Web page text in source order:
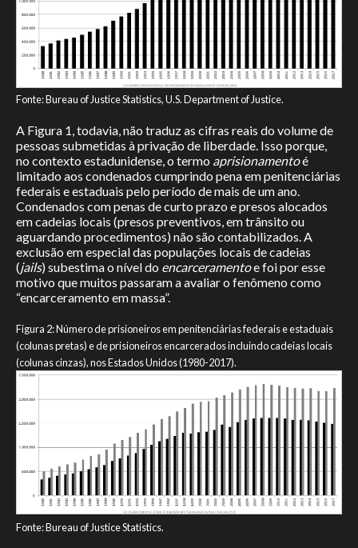
Fonte: Bureau of Justice Statistics, U.S. Department of Justice.
A Figura 1, todavia, não traduz as cifras reais do volume de
pessoas submetidas à privação de liberdade. Isso porque,
no contexto estadunidense, o termo aprisionamentoé
limitado aos condenados cumprindo pena em penitenciárias
federais e estaduais pelo período de mais de um ano.
Condenados com penas de curto prazo e presos alocados
em cadeias locais (presos preventivos, em trânsito ou
aguardando procedimentos) não são contabilizados. A
exclusão em especial das populações locais de cadeias
(jails) subestima o nível do encarceramentoe foi por esse
motivo que muitos passaram a avaliar o fenômeno como
“encarceramento em massa”.
Figura 2: Número de prisioneiros em penitenciárias federais e estaduais
(colunas pretas) e de prisioneiros encarcerados incluindo cadeias locais
(colunas cinzas), nos Estados Unidos (1980-2017).
Fonte: Bureau of Justice Statistics.